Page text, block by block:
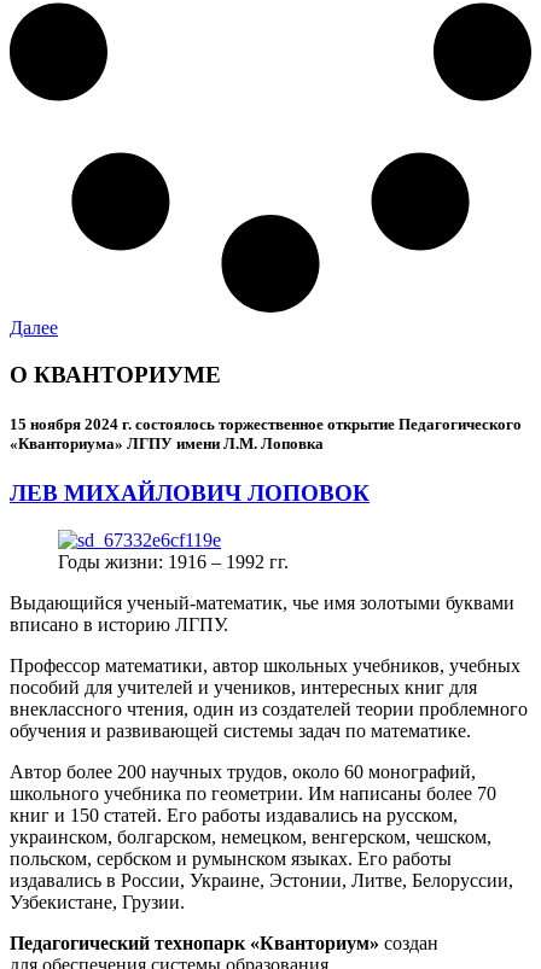
Далее
О КВАНТОРИУМЕ
15 ноября 2024 г. состоялось торжественное открытие Педагогического
«Кванториума» ЛГПУ имени Л.М. Лоповка
ЛЕВ МИХАЙЛОВИЧ ЛОПОВОК
Годы жизни: 1916 – 1992 гг.
Выдающийся ученый-математик, чье имя золотыми буквами
вписано в историю ЛГПУ.
Профессор математики, автор школьных учебников, учебных
пособий для учителей и учеников, интересных книг для
внеклассного чтения, один из создателей теории проблемного
обучения и развивающей системы задач по математике.
Автор более 200 научных трудов, около 60 монографий,
школьного учебника по геометрии. Им написаны более 70
книг и 150 статей. Его работы издавались на русском,
украинском, болгарском, немецком, венгерском, чешском,
польском, сербском и румынском языках. Его работы
издавались в России, Украине, Эстонии, Литве, Белоруссии,
Узбекистане, Грузии.
Педагогический технопарк «Кванториум» создан
для обеспечения системы образования